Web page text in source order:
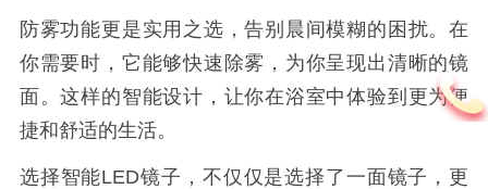
防雾功能更是实用之选，告别晨间模糊的困扰。在
你需要时，它能够快速除雾，为你呈现出清晰的镜
面。这样的智能设计，让你在浴室中体验到更为便
捷和舒适的生活。
选择智能LED镜子，不仅仅是选择了一面镜子，更